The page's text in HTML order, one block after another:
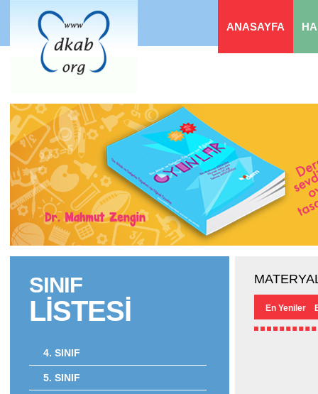
ANASAYFA
SINIF
LİSTESİ
4. SINIF
5. SINIF
En Yeniler